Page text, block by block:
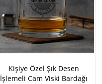
Kişiye Özel Şık Desen
İşlemeli Cam Viski Bardağı